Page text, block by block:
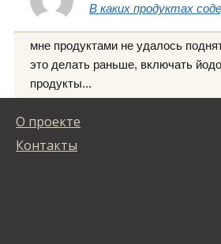
В каких продуктах
мне продуктами не удалось
это делать раньше, включать
продукты...
О проекте
Контакты